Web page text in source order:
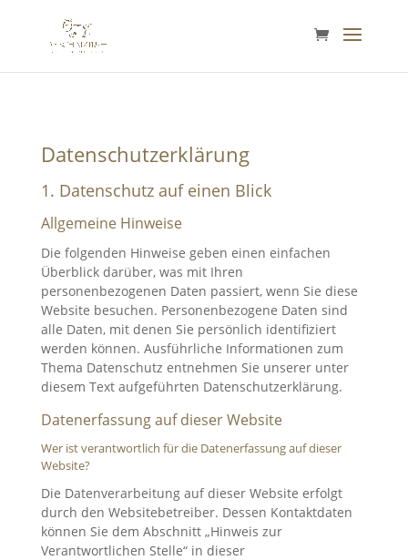
Datenschutz­erklärung
1. Datenschutz auf einen Blick
Allgemeine Hinweise
Die folgenden Hinweise geben einen einfachen
Überblick darüber, was mit Ihren
personenbezogenen Daten passiert, wenn Sie diese
Website besuchen. Personenbezogene Daten sind
alle Daten, mit denen Sie persönlich identifiziert
werden können. Ausführliche Informationen zum
Thema Datenschutz entnehmen Sie unserer unter
diesem Text aufgeführten Datenschutzerklärung.
Datenerfassung auf dieser Website
Wer ist verantwortlich für die Datenerfassung auf dieser
Website?
Die Datenverarbeitung auf dieser Website erfolgt
durch den Websitebetreiber. Dessen Kontaktdaten
können Sie dem Abschnitt „Hinweis zur
Verantwortlichen Stelle“ in dieser